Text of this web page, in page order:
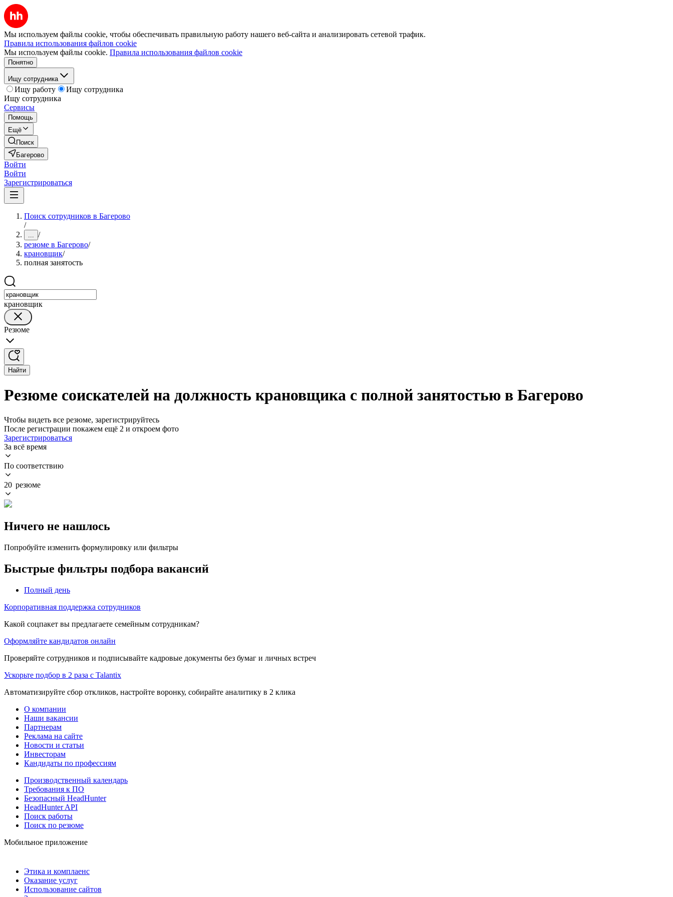
Мы используем файлы cookie, чтобы обеспечивать правильную работу нашего веб-сайта и анализировать сетевой трафик.
Правила использования файлов cookie
Мы используем файлы cookie. Правила использования файлов cookie
Понятно
Ищу сотрудника
Ищу работу
Ищу сотрудника
Ищу сотрудника
Сервисы
Помощь
Ещё
Поиск
Багерово
Войти
Войти
Зарегистрироваться
Поиск сотрудников в Багерово
/
... /
резюме в Багерово/
крановщик/
полная занятость
крановщик
Резюме
Найти
Резюме соискателей на должность крановщика с полной занятостью в Багерово
Чтобы видеть все резюме, зарегистрируйтесь
После регистрации покажем ещё 2 и откроем фото
Зарегистрироваться
За всё время
По соответствию
20 резюме
Ничего не нашлось
Попробуйте изменить формулировку или фильтры
Быстрые фильтры подбора вакансий
Полный день
Корпоративная поддержка сотрудников
Какой соцпакет вы предлагаете семейным сотрудникам?
Оформляйте кандидатов онлайн
Проверяйте сотрудников и подписывайте кадровые документы без бумаг и личных встреч
Ускорьте подбор в 2 раза с Talantix
Автоматизируйте сбор откликов, настройте воронку, собирайте аналитику в 2 клика
О компании
Наши вакансии
Партнерам
Реклама на сайте
Новости и статьи
Инвесторам
Кандидаты по профессиям
Производственный календарь
Требования к ПО
Безопасный HeadHunter
HeadHunter API
Поиск работы
Поиск по резюме
Мобильное приложение
Этика и комплаенс
Оказание услуг
Использование сайтов